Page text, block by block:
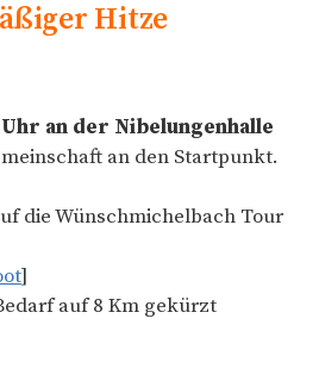
Hitze
Uhr an der Nibelungenhalle
an den Startpunkt.
die Wünschmichelbach Tour
]
auf 8 Km gekürzt